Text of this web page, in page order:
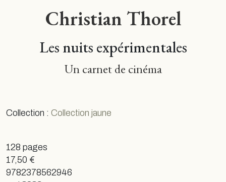
Christian Thorel
Les nuits expérimentales
Un carnet de cinéma
Collection : Collection jaune
128 pages
17,50 €
9782378562946